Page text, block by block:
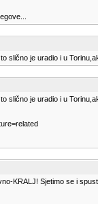
slično je uradio i u
slično je uradio i u
KRALJ! Sjetimo se i